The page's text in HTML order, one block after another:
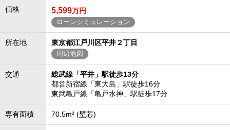
価格 5,599万円
ローンシミュレーション
所在地 東京都江戸川区平井２丁目
周辺地図
交通
総武線「平井」駅徒歩13分
都営新宿線「東大島」駅徒歩16分
東武亀戸線「亀戸水神」駅徒歩17分
専有面積 70.5m² (壁芯)